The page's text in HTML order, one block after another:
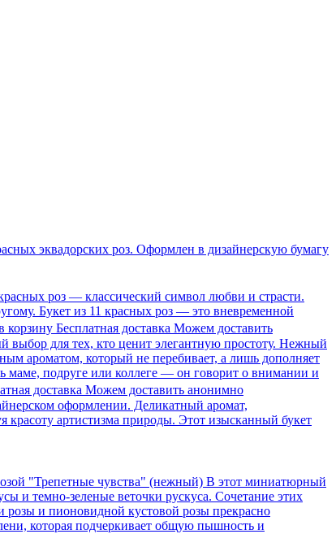
эквадорских роз. Оформлен в дизайнерскую бумагу
роз — классический символ любви и страсти.
Букет из 11 красных роз — это вневременной
корзину Бесплатная доставка Можем доставить
выбор для тех, кто ценит элегантную простоту. Нежный
ароматом, который не перебивает, а лишь дополняет
маме, подруге или коллеге — он говорит о внимании и
доставка Можем доставить анонимно
оформлении. Деликатный аромат,
артистизма природы. Этот изысканный букет
"Трепетные чувства" (нежный) В этот миниатюрный
и темно-зеленые веточки рускуса. Сочетание этих
розы и пионовидной кустовой розы прекрасно
которая подчеркивает общую пышность и